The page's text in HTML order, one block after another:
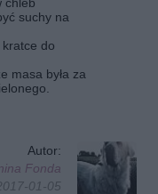
suchy na
do
masa była za
Autor:
Fonda
01-05